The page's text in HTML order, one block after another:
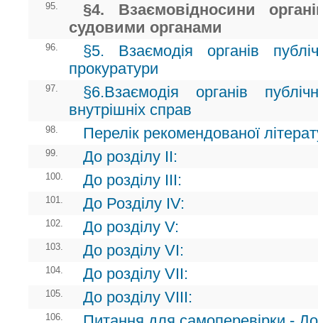
95.
§4. Взаємовідносини
судовими органами
96.
§5. Взаємодія органів
прокуратури
97.
§6.Взаємодія органів
внутрішніх справ
98. Перелік рекомендованої
99. До розділу ІІ:
100. До розділу ІІІ:
101. До Розділу ІV:
102. До розділу V:
103. До розділу VI:
104. До розділу VII:
105. До розділу VIII:
106.